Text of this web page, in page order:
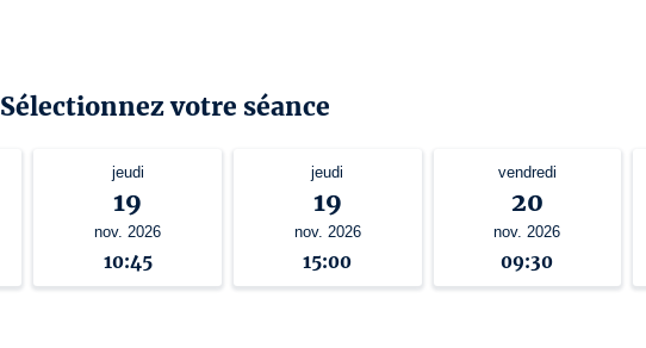
Sélectionnez votre séance
jeudi
19
nov. 2026
10:45
jeudi
19
nov. 2026
15:00
vendredi
20
nov. 2026
09:30